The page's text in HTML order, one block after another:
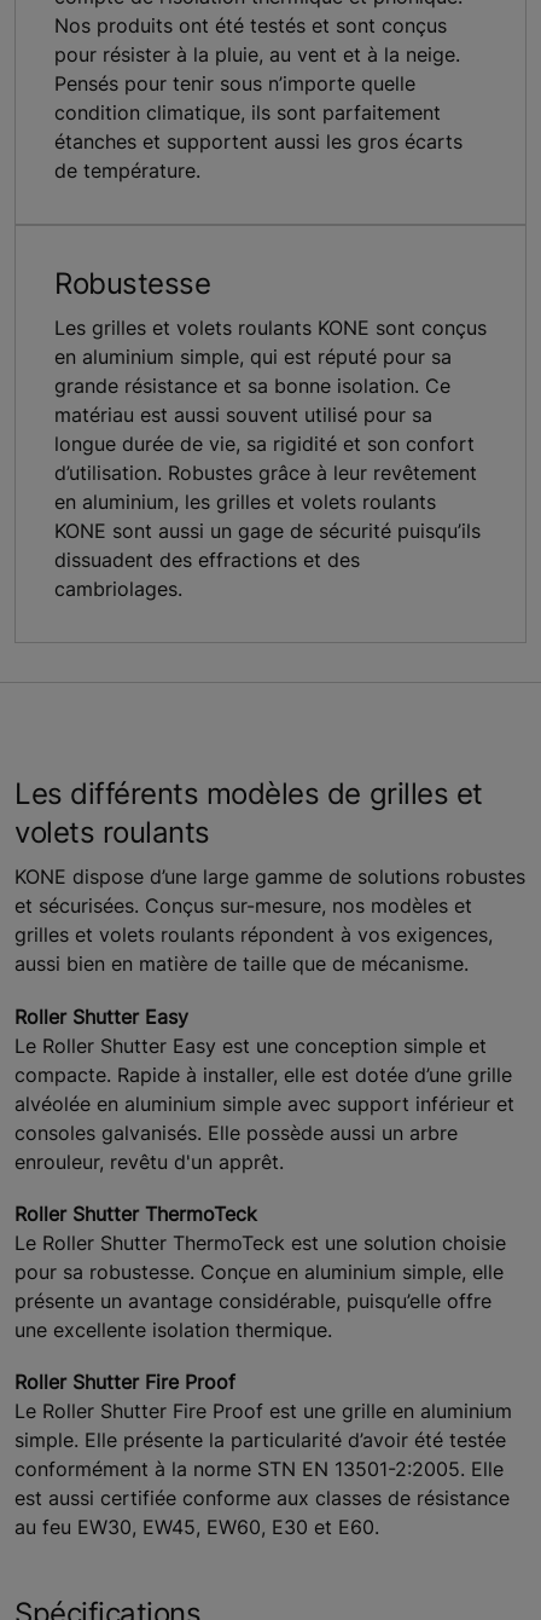
Nos produits ont été testés et sont conçus
pour résister à la pluie, au vent et à la neige.
Pensés pour tenir sous n’importe quelle
condition climatique, ils sont parfaitement
étanches et supportent aussi les gros écarts
de température.
Robustesse
Les grilles et volets roulants KONE sont conçus
en aluminium simple, qui est réputé pour sa
grande résistance et sa bonne isolation. Ce
matériau est aussi souvent utilisé pour sa
longue durée de vie, sa rigidité et son confort
d’utilisation. Robustes grâce à leur revêtement
en aluminium, les grilles et volets roulants
KONE sont aussi un gage de sécurité puisqu’ils
dissuadent des effractions et des
cambriolages.
Les différents modèles de grilles et
volets roulants
KONE dispose d’une large gamme de solutions robustes
et sécurisées. Conçus sur-mesure, nos modèles et
grilles et volets roulants répondent à vos exigences,
aussi bien en matière de taille que de mécanisme.
Roller Shutter Easy
Le Roller Shutter Easy est une conception simple et
compacte. Rapide à installer, elle est dotée d’une grille
alvéolée en aluminium simple avec support inférieur et
consoles galvanisés. Elle possède aussi un arbre
enrouleur, revêtu d'un apprêt.
Roller Shutter ThermoTeck
Le Roller Shutter ThermoTeck est une solution choisie
pour sa robustesse. Conçue en aluminium simple, elle
présente un avantage considérable, puisqu’elle offre
une excellente isolation thermique.
Roller Shutter Fire Proof
Le Roller Shutter Fire Proof est une grille en aluminium
simple. Elle présente la particularité d’avoir été testée
conformément à la norme STN EN 13501-2:2005. Elle
est aussi certifiée conforme aux classes de résistance
au feu EW30, EW45, EW60, E30 et E60.